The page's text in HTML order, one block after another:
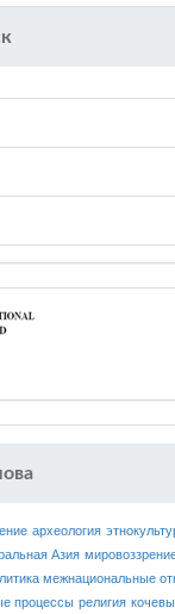
археология
Азия
межнациональные
процессы религия